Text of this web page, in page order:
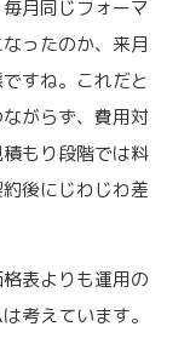
月同じフォーマ
ったのか、来月
すね。これだと
がらず、費用対
もり段階では料
後にじわじわ差
表よりも運用の
考えています。